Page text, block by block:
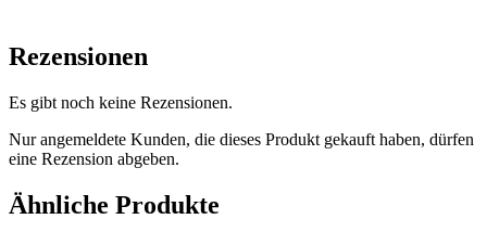
Rezensionen
Es gibt noch keine Rezensionen.
Nur angemeldete Kunden, die dieses Produkt gekauft haben, dürfen
eine Rezension abgeben.
Ähnliche Produkte